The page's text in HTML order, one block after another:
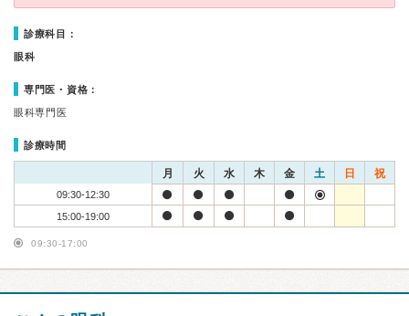
診療科目：
眼科
専門医・資格：
眼科専門医
診療時間
月 火 水 木 金 土 日 祝
09:30-12:30
15:00-19:00
09:30-17:00